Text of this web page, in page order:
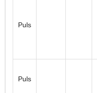
Puls
Puls